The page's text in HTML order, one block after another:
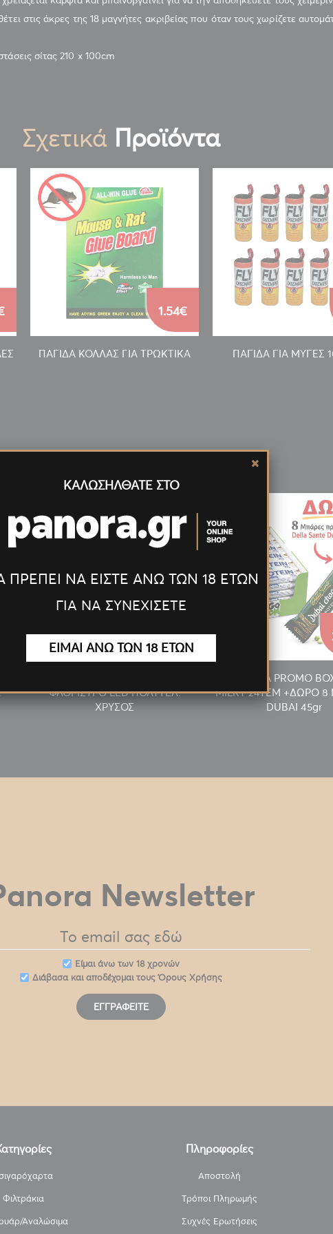
στις άκρες της 18 μαγνήτες ακριβείας που όταν τους χωρίζετε
σίτας 210 x 100cm
Σχετικά Προϊόντα
ΠΑΓΙΔΑ ΚΟΛΛΑΣ ΓΙΑ ΤΡΩΚΤΙΚΑ
1.54€
ΠΑΓΙΔΑ ΓΙΑ ΜΥΓΕΣ
ΦΛΟΓΙΣΤΡΟ LED ΠΟΛΥΤΕΛ.
ΧΡΥΣΟΣ
27.55€
ΠΡΟΣΦΟΡΑ PROMO
MILKY 24TEM +ΔΩΡΟ
DUBAI 45gr
Newsletter
Eίμαι άνω των 18 χρονών
Διάβασα και αποδέχομαι τουςΌρους Χρήσης
ΕΓΓΡΑΦΕΊΤΕ
Φιλτράκια
Αναλώσιμα
Πληροφορίες
Αποστολή
Τρόποι Πληρωμής
Συχνές Ερωτήσεις
ΚΑΛΩΣΗΛΘΑΤΕ ΣΤΟ
ΠΡΕΠΕΙ ΝΑ ΕΙΣΤΕ ΑΝΩ ΤΩΝ 18 ΕΤΩΝ
ΓΙΑ ΝΑ ΣΥΝΕΧΙΣΕΤΕ
ΕΙΜΑΙ ΑΝΩ ΤΩΝ 18 ΕΤΩΝ